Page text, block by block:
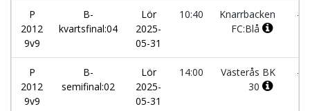
P
2012
9v9
B-
kvartsfinal:04
Lör
2025-
05-31
10:40
Knarrbacken
FC:Blå
-
P
2012
9v9
B-
semifinal:02
Lör
2025-
05-31
14:00
Västerås BK
30
-